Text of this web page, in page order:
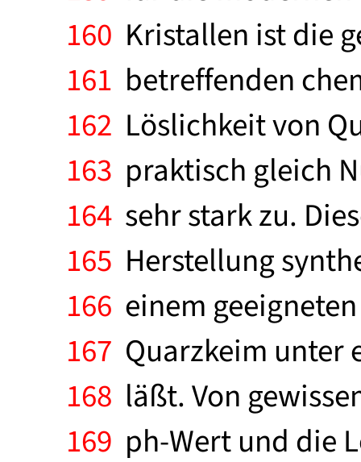
160 Kristallen ist die
161 betreffenden
162 Löslichkeit von
163 praktisch gleich
164 sehr stark zu.
165 Herstellung
166 einem
167 Quarzkeim unter
168 läßt. Von
169 ph-Wert und die